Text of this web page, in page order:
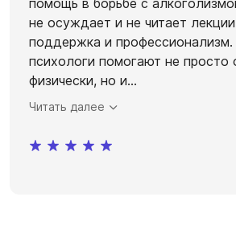
не осуждает и не читает
поддержка и профессионализм.
психологи помогают не просто
физически, но и...
Читать далее